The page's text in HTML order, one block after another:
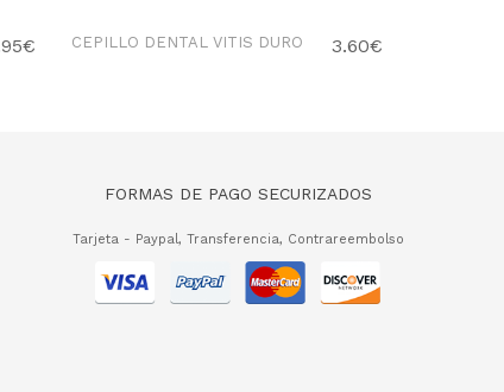
CEPILLO DENTAL VITIS DURO 3.60€
FORMAS DE PAGO SECURIZADOS
Tarjeta - Paypal, Transferencia, Contrareembolso